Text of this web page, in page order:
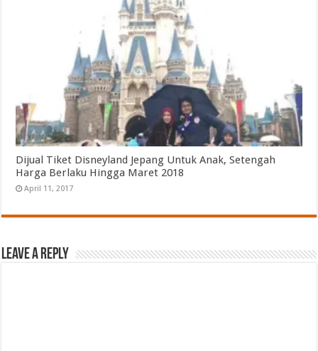
Dijual Tiket Disneyland Jepang Untuk Anak, Setengah
Harga Berlaku Hingga Maret 2018
April 11, 2017
Leave a Reply